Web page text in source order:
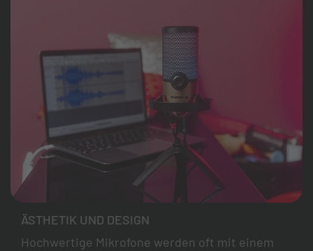
ÄSTHETIK UND DESIGN
Hochwertige Mikrofone werden oft mit einem